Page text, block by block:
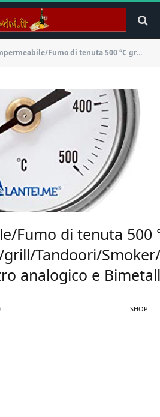
Fumo di tenuta 500 °C gradi Forno/forno/grill/Tandoori/Smoker/bastoncini di termometro analogico e Bimetall
Fumo di tenuta 500
Tandoori/
analogico e Bimetall
SHOP